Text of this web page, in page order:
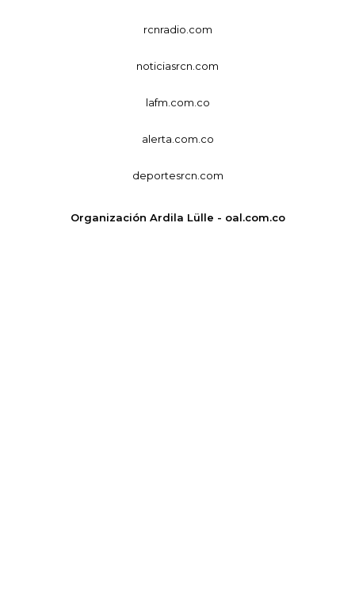
rcnradio.com
noticiasrcn.com
lafm.com.co
alerta.com.co
deportesrcn.com
Organización Ardila Lülle - oal.com.co